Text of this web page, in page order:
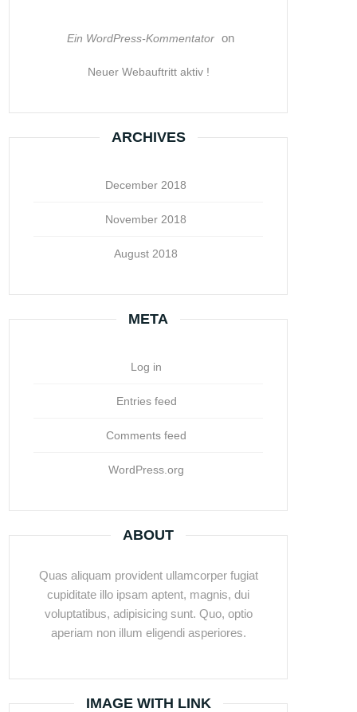
Ein WordPress-Kommentator on
Neuer Webauftritt aktiv !
ARCHIVES
December 2018
November 2018
August 2018
META
Log in
Entries feed
Comments feed
WordPress.org
ABOUT
Quas aliquam provident ullamcorper fugiat
cupiditate illo ipsam aptent, magnis, dui
voluptatibus, adipisicing sunt. Quo, optio
aperiam non illum eligendi asperiores.
IMAGE WITH LINK